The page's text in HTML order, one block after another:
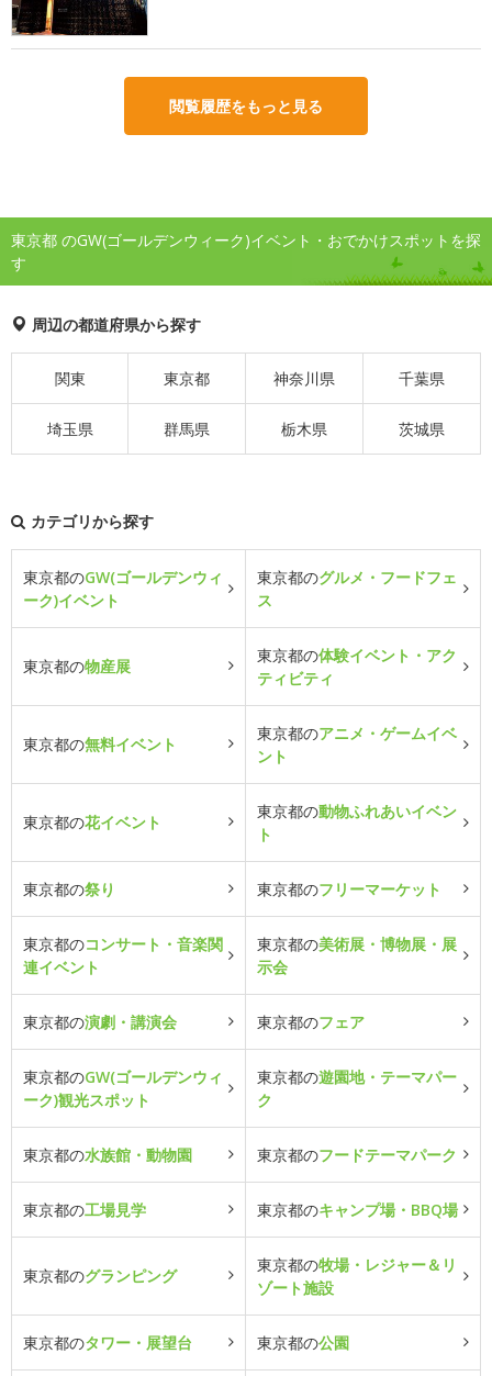
閲覧履歴をもっと見る
東京都 のGW(ゴールデンウィーク)イベント・おでかけスポットを探
す
周辺の都道府県から探す
関東 東京都 神奈川県 千葉県
埼玉県 群馬県 栃木県 茨城県
カテゴリから探す
東京都のGW(ゴールデンウィ
ーク)イベント
東京都のグルメ・フードフェ
ス
東京都の物産展
東京都の体験イベント・アク
ティビティ
東京都の無料イベント
東京都のアニメ・ゲームイベ
ント
東京都の花イベント
東京都の動物ふれあいイベン
ト
東京都の祭り 東京都のフリーマーケット
東京都のコンサート・音楽関
連イベント
東京都の美術展・博物展・展
示会
東京都の演劇・講演会 東京都のフェア
東京都のGW(ゴールデンウィ
ーク)観光スポット
東京都の遊園地・テーマパー
ク
東京都の水族館・動物園 東京都のフードテーマパーク
東京都の工場見学 東京都のキャンプ場・BBQ場
東京都のグランピング
東京都の牧場・レジャー＆リ
ゾート施設
東京都のタワー・展望台 東京都の公園